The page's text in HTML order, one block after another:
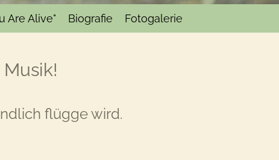
Are Alive" Biografie Fotogalerie
flügge wird.